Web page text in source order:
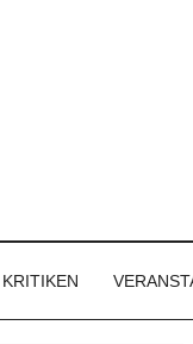
KRITIKEN